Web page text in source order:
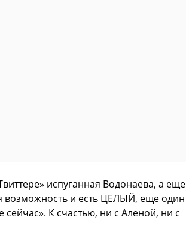
испуганная Водонаева, а еще
возможность и есть ЦЕЛЫЙ, еще один
К счастью, ни с Аленой, ни с